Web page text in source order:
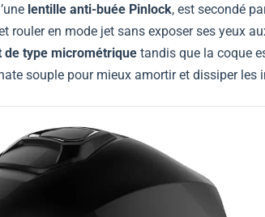
lentille anti-buée Pinlock, est secondé
rouler en mode jet sans exposer ses yeux
de type micrométrique tandis que la coque
souple pour mieux amortir et dissiper les